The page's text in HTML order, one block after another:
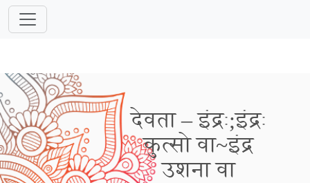
देवता – इंद्रः;इंद्रः
कुत्सो वा~इंद्र
उशना वा